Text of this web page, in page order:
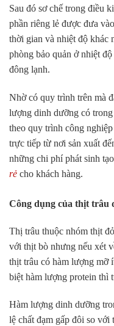
Sau đó sơ chế trong điều
phần riêng lẻ được đưa
thời gian và nhiệt độ khác
phòng bảo quản ở nhiệt
đông lạnh.
Nhờ có quy trình trên mà
lượng dinh dưỡng có
theo quy trình công
trực tiếp từ nơi sản xuất
những chi phí phát sinh
rẻ cho khách hàng.
Công dụng của thịt trâu
Thị trâu thuộc nhóm thịt
với thịt bò nhưng nếu xét
thịt trâu có hàm lượng mỡ
biệt hàm lượng protein thì
Hàm lượng dinh dưỡng
lệ chất đạm gấp đôi so